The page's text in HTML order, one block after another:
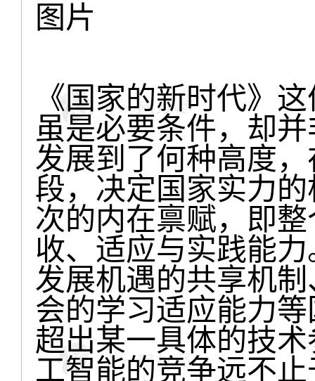
图片
《国家的新时代》
虽是必要条件，却
发展到了何种高度
段，决定国家实力
次的内在禀赋，即
收、适应与实践能
发展机遇的共享机
会的学习适应能力
超出某一具体的技
工智能的竞争远不